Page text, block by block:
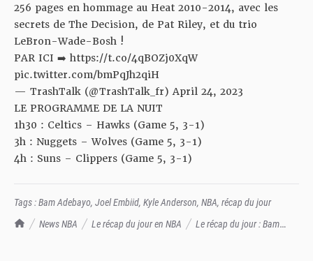
TrashTalk Actu NBA
News NBA Le récap du jour en NBA
Le récap du jour : Bam
256 pages en hommage au Heat 2010-2014, avec les
secrets de The Decision, de Pat Riley, et du trio
LeBron-Wade-Bosh !
PAR ICI ➡️ https://t.co/4qBOZj0XqW
pic.twitter.com/bmPqJh2qiH
— TrashTalk (@TrashTalk_fr) April 24, 2023
LE PROGRAMME DE LA NUIT
1h30 : Celtics – Hawks (Game 5, 3-1)
3h : Nuggets – Wolves (Game 5, 3-1)
4h : Suns – Clippers (Game 5, 3-1)
Tags :Bam Adebayo, Joel Embiid, Kyle Anderson, NBA, récap du jour